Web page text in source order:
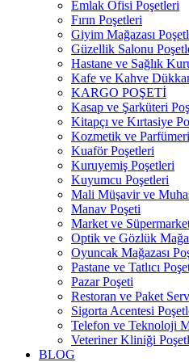
Emlak Ofisi Poşetleri
Fırın Poşetleri
Giyim Mağazası
Güzellik Salonu
Hastane ve Sağlık
Kafe ve Kahve
KARGO POŞETİ
Kasap ve Şarküteri
Kitapçı ve Kırtasiye
Kozmetik ve
Kuaför Poşetleri
Kuruyemiş Poşetleri
Kuyumcu Poşetleri
Mali Müşavir ve
Manav Poşeti
Market ve
Optik ve Gözlük
Oyuncak Mağazası
Pastane ve Tatlıcı
Pazar Poşeti
Restoran ve Paket
Sigorta Acentesi
Telefon ve Teknoloji
Veteriner Kliniği
BLOG